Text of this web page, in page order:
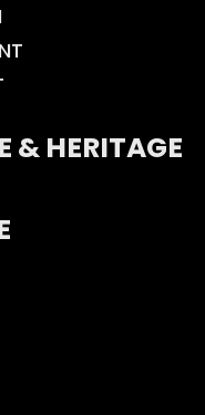
& HERITAGE